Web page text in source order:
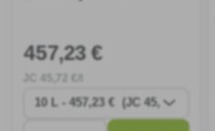
457,23 €
45 ,72 €/l